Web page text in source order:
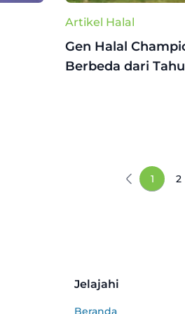
Artikel Halal
Gen Halal
Berbeda dari
1 2
Jelajahi
Beranda